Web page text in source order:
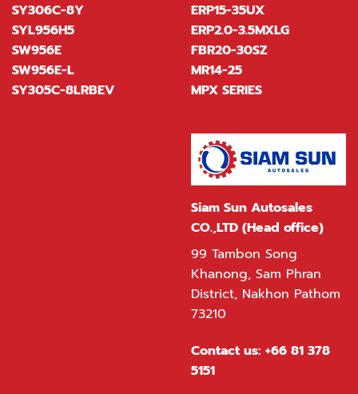
SY306C-8Y
SYL956H5
SW956E
SW956E-L
SY305C-8LRBEV
ERP15-35UX
ERP2.0-3.5MXLG
FBR20-30SZ
MR14-25
MPX SERIES
Siam Sun Autosales
CO.,LTD (Head office)
99 Tambon Song
Khanong, Sam Phran
District, Nakhon Pathom
73210
Contact us: +66 81 378
5151